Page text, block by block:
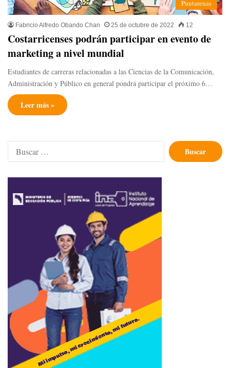
Puntarenas
Fabricio Alfredo Obando Chan 25 de octubre de 2022 12
Costarricenses podrán participar en evento de
marketing a nivel mundial
Estudiantes de carreras relacionadas a las Ciencias de la Comunicación,
Administración y Público en general pondrá participar el próximo 6…
Leer más »
Buscar: